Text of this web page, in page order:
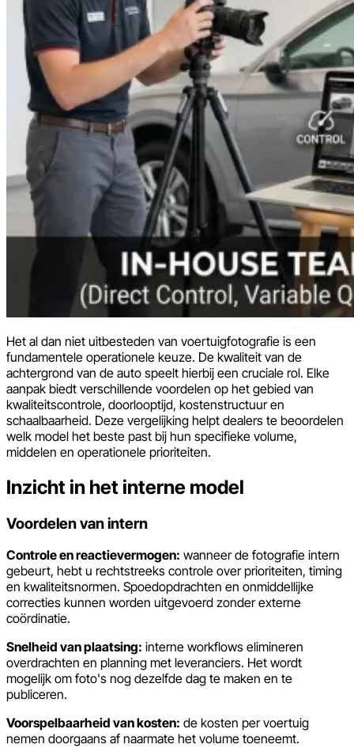
Het al dan niet uitbesteden van voertuigfotografie is een
fundamentele operationele keuze. De kwaliteit van de
achtergrond van de auto speelt hierbij een cruciale rol. Elke
aanpak biedt verschillende voordelen op het gebied van
kwaliteitscontrole, doorlooptijd, kostenstructuur en
schaalbaarheid. Deze vergelijking helpt dealers te beoordelen
welk model het beste past bij hun specifieke volume,
middelen en operationele prioriteiten.
Inzicht in het interne model
Voordelen van intern
Controle en reactievermogen: wanneer de fotografie intern
gebeurt, hebt u rechtstreeks controle over prioriteiten, timing
en kwaliteitsnormen. Spoedopdrachten en onmiddellijke
correcties kunnen worden uitgevoerd zonder externe
coördinatie.
Snelheid van plaatsing: interne workflows elimineren
overdrachten en planning met leveranciers. Het wordt
mogelijk om foto's nog dezelfde dag te maken en te
publiceren.
Voorspelbaarheid van kosten: de kosten per voertuig
nemen doorgaans af naarmate het volume toeneemt.